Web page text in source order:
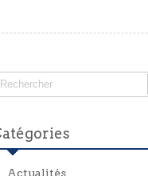
Actualités